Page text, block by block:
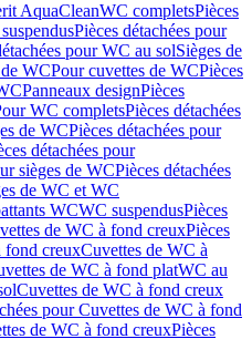
AquaCleanWC completsPièces
Pièces détachées pour
pour WC au solSièges de
WCPour cuvettes de WCPièces
Panneaux designPièces
WC completsPièces détachées
de WCPièces détachées pour
détachées pour
sièges de WCPièces détachées
de WC et WC
WCWC suspendusPièces
de WC à fond creuxPièces
fond creuxCuvettes de WC à
de WC à fond platWC au
Cuvettes de WC à fond creux
pour Cuvettes de WC à fond
de WC à fond creuxPièces